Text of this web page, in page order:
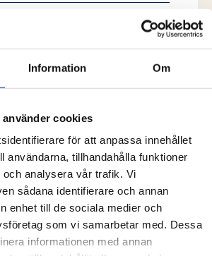
Information Om
cookies
för att anpassa innehållet
användarna, tillhandahålla funktioner
analysera vår trafik. Vi
sådana identifierare och annan
enhet till de sociala medier och
som vi samarbetar med. Dessa
informationen med annan
5mm, sidor 2mm